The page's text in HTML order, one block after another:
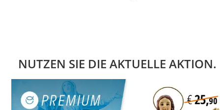
NUTZEN SIE DIE AKTUELLE AKTION.